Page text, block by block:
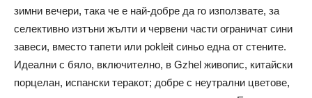
зимни вечери, така че е най-добре да го използвате, за
селективно изтъни жълти и червени части ограничат сини
завеси, вместо тапети или pokleit синьо една от стените.
Идеални с бяло, включително, в Gzhel живопис, китайски
порцелан, испански теракот; добре с неутрални цветове,